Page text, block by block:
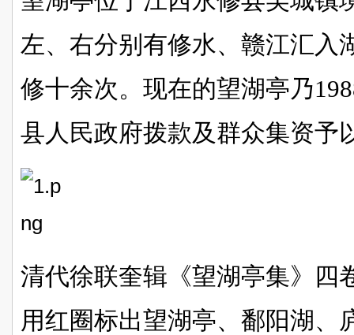
左、右分别有修水、赣江汇入
修十余次。现在的望湖亭乃
县人民政府拨款及群众集资予
清代徐联奎辑《望湖亭集》四
用红圈标出望湖亭、鄱阳湖、